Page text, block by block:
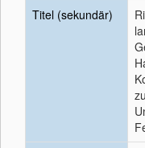
Titel (sekundär)